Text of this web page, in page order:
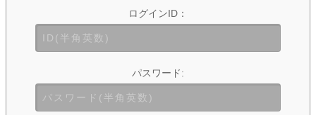
ログインID：
パスワード: